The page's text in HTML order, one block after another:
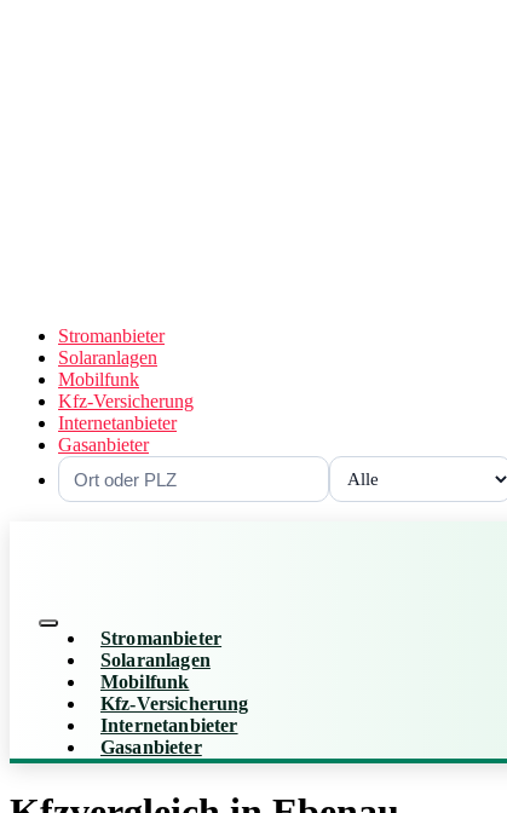
Stromanbieter
Solaranlagen
Mobilfunk
Kfz-Versicherung
Internetanbieter
Gasanbieter
Stromanbieter
Solaranlagen
Mobilfunk
Kfz-Versicherung
Internetanbieter
Gasanbieter